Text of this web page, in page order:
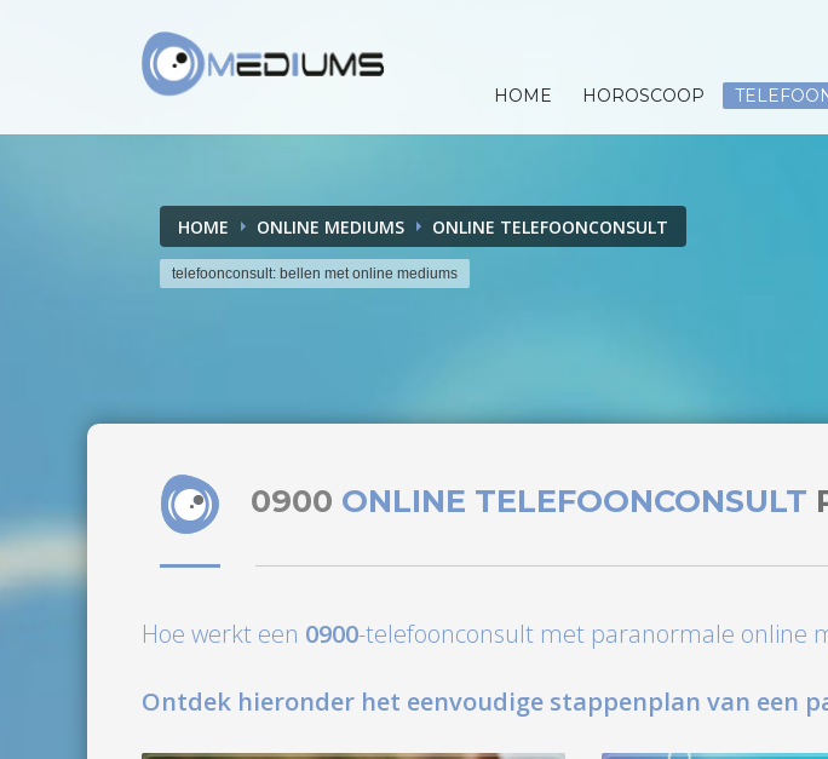
HOME HOROSCOOP
HOME ONLINE MEDIUMS ONLINE TELEFOONCONSULT
telefoonconsult: bellen met online mediums
0900 ONLINE TELEFOONCONSULT
Hoe werkt een 0900-telefoonconsult met paranormale online
Ontdek hieronder het eenvoudige stappenplan van een